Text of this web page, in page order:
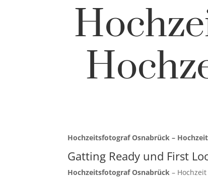
Hochzeitsfotograf Osnabrück –
Gatting Ready und First
Hochzeitsfotograf Osnabrück –